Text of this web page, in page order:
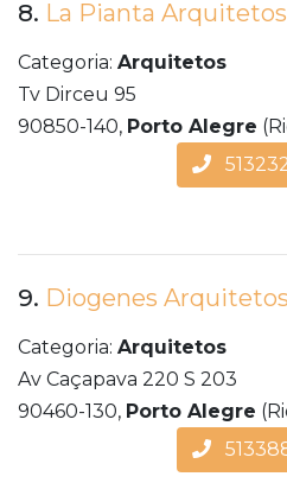
8. La Pianta
Categoria: Arquitetos
Tv Dirceu 95
90850-140, Porto Alegre
9. Diogenes Arquitetos
Categoria: Arquitetos
Av Caçapava 220 S 203
90460-130, Porto Alegre